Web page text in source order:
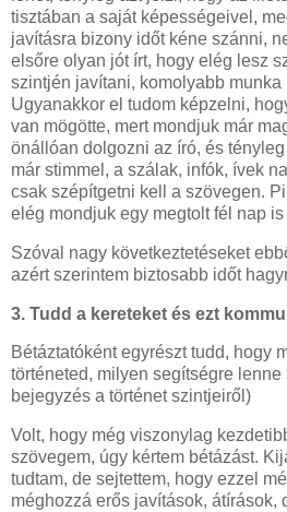
tisztában a saját képességeivel,
javításra bizony időt kéne szánni,
elsőre olyan jót írt, hogy elég lesz
szintjén javítani, komolyabb munka
Ugyanakkor el tudom képzelni,
van mögötte, mert mondjuk már
önállóan dolgozni az író, és
már stimmel, a szálak, infók, ívek
csak szépítgetni kell a szövegen.
elég mondjuk egy megtolt fél nap is
Szóval nagy következtetéseket
azért szerintem biztosabb időt
3. Tudd a kereteket és ezt
Bétáztatóként egyrészt tudd, hogy
történeted, milyen segítségre lenne
bejegyzés a történet szintjeiről)
Volt, hogy még viszonylag
szövegem, úgy kértem bétázást.
tudtam, de sejtettem, hogy ezzel
méghozzá erős javítások, átírások,